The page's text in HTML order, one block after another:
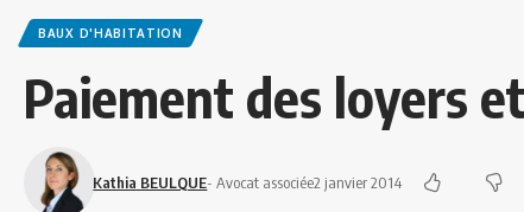
BAUX D'HABITATION
Paiement des loyers
Kathia BEULQUE- Avocat associée2 janvier 2014